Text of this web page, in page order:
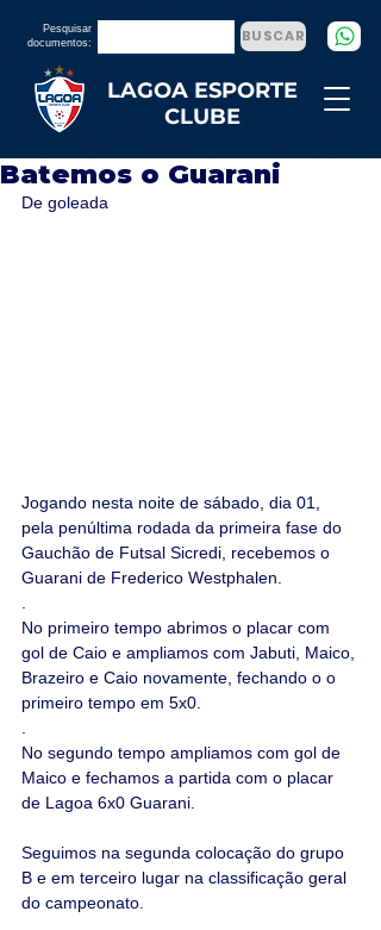
LAGOA ESPORTE
CLUBE
Pesquisar
documentos:
BUSCAR
Batemos o Guarani
De goleada
Jogando nesta noite de sábado, dia 01,
pela penúltima rodada da primeira fase do
Gauchão de Futsal Sicredi, recebemos o
Guarani de Frederico Westphalen.
.
No primeiro tempo abrimos o placar com
gol de Caio e ampliamos com Jabuti, Maico,
Brazeiro e Caio novamente, fechando o o
primeiro tempo em 5x0.
.
No segundo tempo ampliamos com gol de
Maico e fechamos a partida com o placar
de Lagoa 6x0 Guarani.
Seguimos na segunda colocação do grupo
B e em terceiro lugar na classificação geral
do campeonato.